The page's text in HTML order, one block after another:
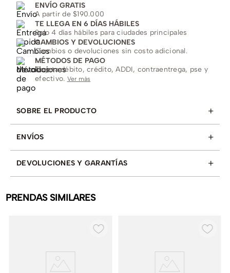
ENVÍO GRATIS
A partir de $190.000
TE LLEGA EN 6 DÍAS HÁBILES
Solo 4 días hábiles para ciudades principales
CAMBIOS Y DEVOLUCIONES
Cambios o devoluciones sin costo adicional.
MÉTODOS DE PAGO
Tarjeta débito, crédito, ADDI, contraentrega, pse y
efectivo. Ver más
SOBRE EL PRODUCTO +
ENVÍOS +
DEVOLUCIONES Y GARANTÍAS +
PRENDAS SIMILARES